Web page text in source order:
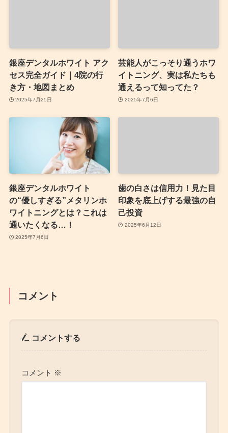
銀座デンタルホワイト アク
セス完全ガイド｜4院の行
き方・地図まとめ
2025年7月25日
芸能人がこっそり通うホワ
イトニング、実は私たちも
通えるって知ってた？
2025年7月6日
銀座デンタルホワイト
の“優しすぎる”メタリンホ
ワイトニングとは？これは
通いたくなる…！
2025年7月6日
歯の白さは信用力！見た目
印象を底上げする最強の自
己投資
2025年6月12日
コメント
コメントする
コメント ※